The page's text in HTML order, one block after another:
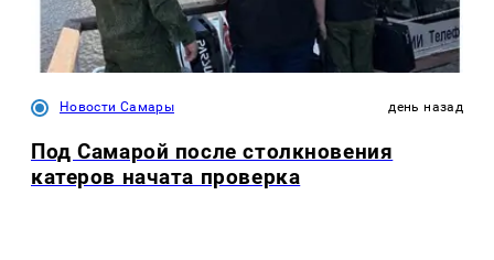
Новости Самары день назад
Под Самарой после столкновения
катеров начата проверка